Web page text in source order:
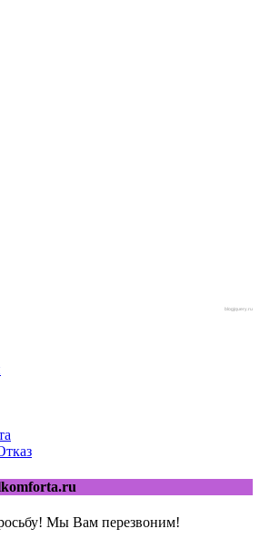
blogjquery.ru
Мы Вам перезвоним!